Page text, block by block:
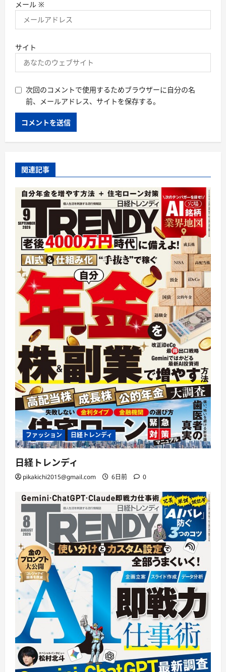
メール ※
サイト
次回のコメントで使用するためブラウザーに自分の名
前、メールアドレス、サイトを保存する。
関連記事
ファッション 日経トレンディ
日経トレンディ
pikakichi2015@gmail.com 6日前 0